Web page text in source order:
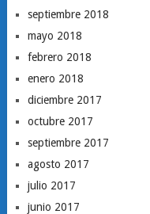
septiembre 2018
mayo 2018
febrero 2018
enero 2018
diciembre 2017
octubre 2017
septiembre 2017
agosto 2017
julio 2017
junio 2017